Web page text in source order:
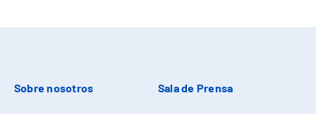
Sobre nosotros Sala de Prensa